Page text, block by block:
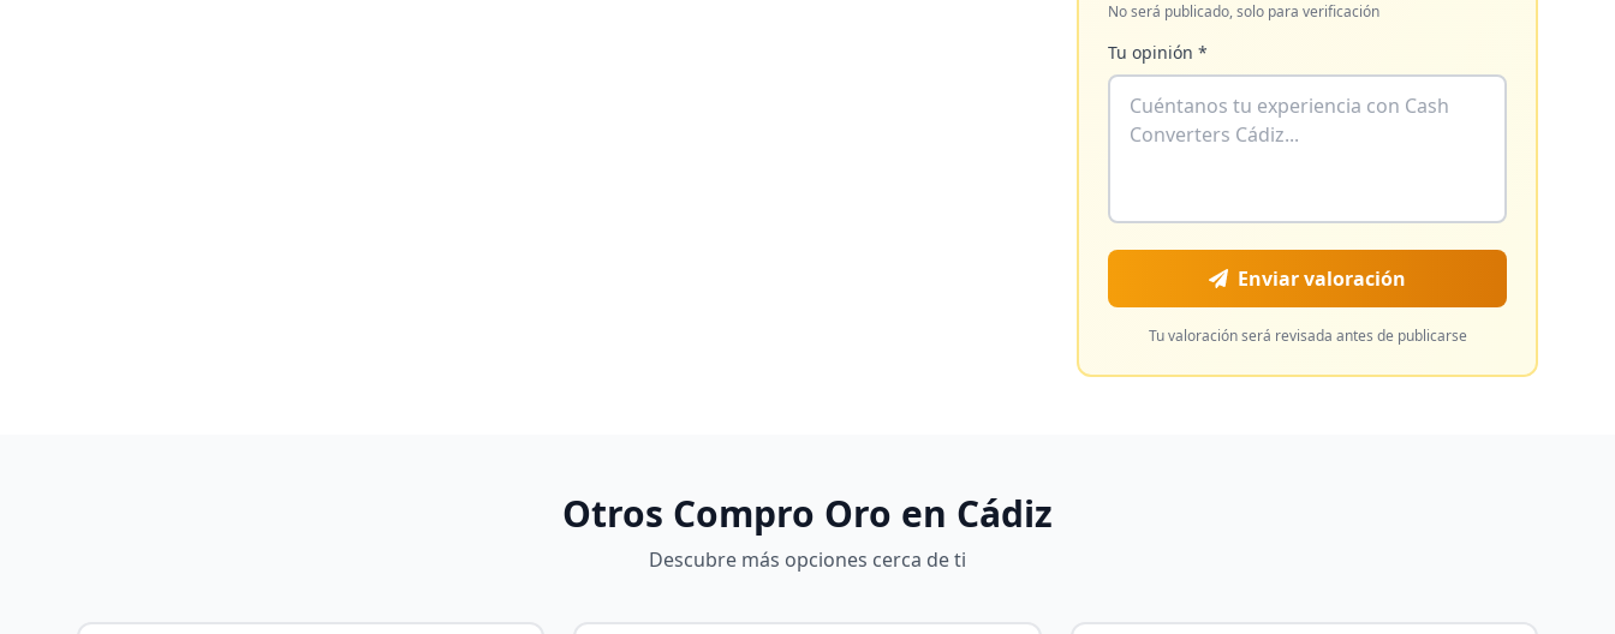
No será publicado, solo para verificación
Tu opinión *
Enviar valoración
Tu valoración será revisada antes de publicarse
Otros Compro Oro en Cádiz
Descubre más opciones cerca de ti